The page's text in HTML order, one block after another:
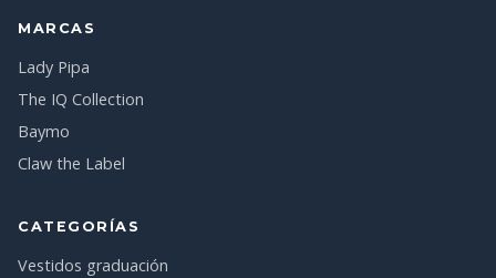
MARCAS
Lady Pipa
The IQ Collection
Baymo
Claw the Label
CATEGORÍAS
Vestidos graduación